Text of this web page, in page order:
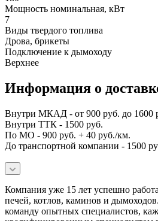
Мощность номинальная, кВт
7
Виды твердого топлива
Дрова, брикеты
Подключение к дымоходу
Верхнее
Информация о
Внутри МКАД - от 900 руб. до 1600
Внутри ТТК - 1500 руб.
По МО - 900 руб. + 40 руб./км.
До транспортной компании - 1500
Компания уже 15 лет успешно
печей, котлов, каминов и
команду опытных специалистов,